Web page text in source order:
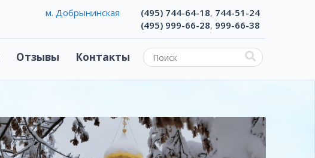
Отзывы Контакты
м. Добрынинская (495) 744-64-18, 744-51-24
(495) 999-66-28, 999-66-38